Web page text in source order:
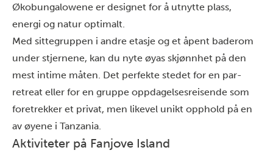
Økobungalowene er designet for å utnytte plass,
energi og natur optimalt.
Med sittegruppen i andre etasje og et åpent baderom
under stjernene, kan du nyte øyas skjønnhet på den
mest intime måten. Det perfekte stedet for en par-
retreat eller for en gruppe oppdagelsesreisende som
foretrekker et privat, men likevel unikt opphold på en
av øyene i Tanzania.
Aktiviteter på Fanjove Island